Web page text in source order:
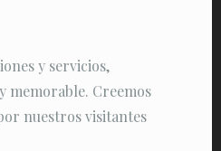
y servicios,
memorable. Creemos
nuestros visitantes